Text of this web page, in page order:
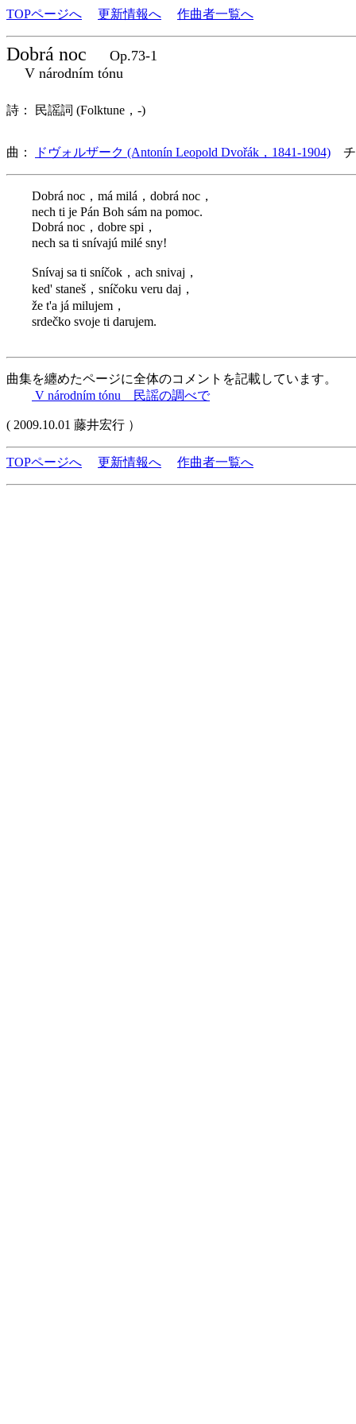
TOPページへ 更新情報へ 作曲者一覧へ
Dobrá noc
Op.73-1
V národním tónu
詩： 民謡詞 (Folktune，-)
曲： ドヴォルザーク (Antonín Leopold Dvořák，1841-1904) チ
Dobrá noc，má milá，dobrá noc，
nech ti je Pán Boh sám na pomoc.
Dobrá noc，dobre spi，
nech sa ti snívajú milé sny!
Snívaj sa ti sníčok，ach snivaj，
ked' staneš，sníčoku veru daj，
že t'a já milujem，
srdečko svoje ti darujem.
曲集を纏めたページに全体のコメントを記載しています。
V národním tónu 民謡の調べで
( 2009.10.01 藤井宏行 ）
TOPページへ 更新情報へ 作曲者一覧へ